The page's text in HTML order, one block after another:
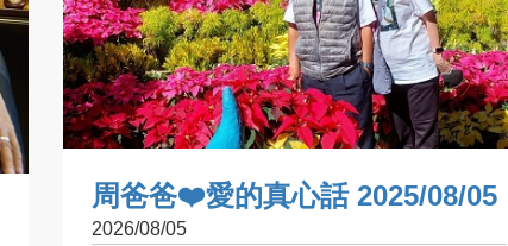
周爸爸❤️愛的真心話 2025/08/05
2026/08/05